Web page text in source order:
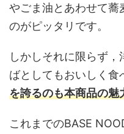
やごま油とあわせて蕎
のがピッタリです。
しかしそれに限らず
ばとしてもおいしく食
を誇るのも本商品の魅
これまでのBASE